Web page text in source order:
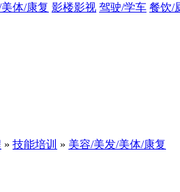
体/康复 影楼影视 驾驶/学车 餐饮/
» 技能培训 » 美容/美发/美体/康复